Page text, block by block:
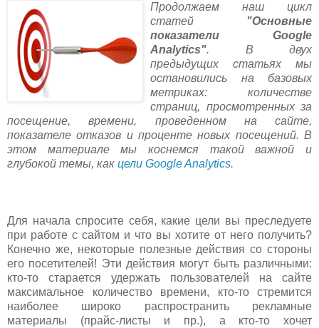
Продолжаем наш цикл
статей "Основные
показатели Google
Analytics". В двух
предыдущих статьях мы
остановились на базовых
метриках: количестве
страниц, просмотренных за
посещение, времени, проведенном на сайте,
показателе отказов и проценте новых посещений. В
этом материале мы коснемся такой важной и
глубокой темы, как цели Google Analytics.
Для начала спросите себя, какие цели вы преследуете
при работе с сайтом и что вы хотите от него получить?
Конечно же, некоторые полезные действия со стороны
его посетителей! Эти действия могут быть различными:
кто-то старается удержать пользователей на сайте
максимальное количество времени, кто-то стремится
наиболее широко распространить рекламные
материалы (прайс-листы и пр.), а кто-то хочет